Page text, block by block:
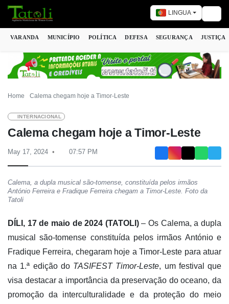
LINGUA
VARANDA MUNICÍPIO POLÍTICA DEFESA SEGURANÇA JUSTIÇA
Home Calema chegam hoje a Timor-Leste
INTERNACIONAL
Calema chegam hoje a Timor-Leste
May 17, 2024 07:57 PM
Calema, a dupla musical são-tomense, constituída pelos irmãos
António Ferreira e Fradique Ferreira chegam a Timor-Leste. Foto da
Tatoli
DÍLI, 17 de maio de 2024 (TATOLI)– Os Calema, a dupla
musical são-tomense constituída pelos irmãos António e
Fradique Ferreira, chegaram hoje a Timor-Leste para atuar
na 1.ª edição do TASIFEST Timor-Leste, um festival que
visa destacar a importância da preservação do oceano, da
promoção da interculturalidade e da proteção do meio